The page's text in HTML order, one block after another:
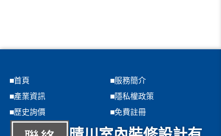
首頁
服務簡介
產業資訊
隱私權政策
歷史詢價
免費註冊